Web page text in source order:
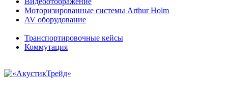
Моторизированные системы Arthur Holm
AV оборудование
Транспортировочные кейсы
Коммутация